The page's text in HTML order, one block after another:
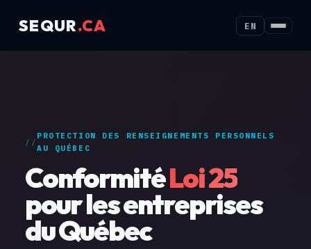
SEQUR.CA EN
PROTECTION DES RENSEIGNEMENTS PERSONNELS
AU QUÉBEC
ConformitéLoi 25
pour les entreprises
du Québec